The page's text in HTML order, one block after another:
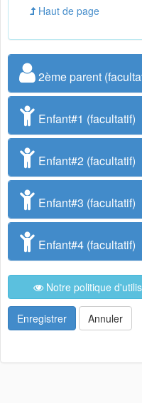
Haut de page
2ème parent
Enfant#1 (facultatif)
Enfant#2 (facultatif)
Enfant#3 (facultatif)
Enfant#4 (facultatif)
Notre politique
Enregistrer Annuler